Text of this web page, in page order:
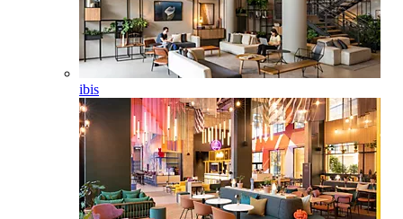
ibis